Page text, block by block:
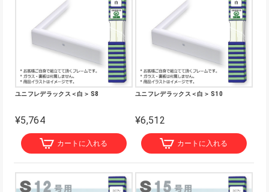
ユニフレデラックス＜白＞ S8
¥5,764
カートに入れる
ユニフレデラックス＜白＞ S10
¥6,512
カートに入れる